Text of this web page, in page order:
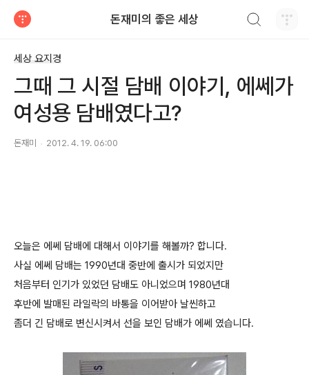
돈재미의 좋은 세상
세상 요지경
그때 그 시절 담배 이야기, 에쎄가
여성용 담배였다고?
돈재미 2012. 4. 19. 06:00
오늘은 에쎄 담배에 대해서 이야기를 해볼까? 합니다.
사실 에쎄 담배는 1990년대 중반에 출시가 되었지만
처음부터 인기가 있었던 담배도 아니었으며 1980년대
후반에 발매된 라일락의 바통을 이어받아 날씬하고
좀더 긴 담배로 변신시켜서 선을 보인 담배가 에쎄 였습니다.